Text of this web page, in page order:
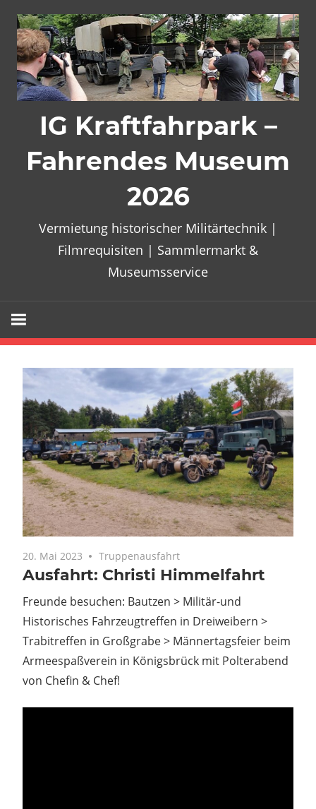
Inhalt
springen
IG Kraftfahrpark –
Fahrendes Museum
2026
Vermietung historischer Militärtechnik |
Filmrequisiten | Sammlermarkt &
Museumsservice
20. Mai 2023 Keine Kommentare
Truppenausfahrt
Ausfahrt: Christi Himmelfahrt
Freunde besuchen: Bautzen > Militär-und
Historisches Fahrzeugtreffen in Dreiweibern >
Trabitreffen in Großgrabe > Männertagsfeier beim
Armeespaßverein in Königsbrück mit Polterabend
von Chefin & Chef!